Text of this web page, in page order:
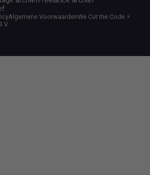
Algemene VoorwaardenWe Cut the Code ⚡️